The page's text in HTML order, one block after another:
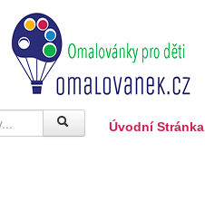
Úvodní Stránka